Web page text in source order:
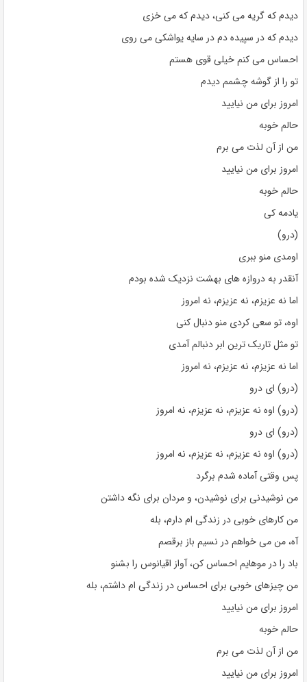
دیدم که گریه می کنی، دیدم که می خزی
دیدم که در سپیده دم در سایه یواشکی می روی
احساس می کنم خیلی قوی هستم
تو را از گوشه چشمم دیدم
امروز برای من نیایید
حالم خوبه
من از آن لذت می برم
امروز برای من نیایید
حالم خوبه
یادمه کی
(درو)
اومدی منو ببری
آنقدر به دروازه های بهشت ​​نزدیک شده بودم
اما نه عزیزم، نه عزیزم، نه امروز
اوه، تو سعی کردی منو دنبال کنی
تو مثل تاریک ترین ابر دنبالم آمدی
اما نه عزیزم، نه عزیزم، نه امروز
(درو) ای درو
(درو) اوه نه عزیزم، نه عزیزم، نه امروز
(درو) ای درو
(درو) اوه نه عزیزم، نه عزیزم، نه امروز
پس وقتی آماده شدم برگرد
من نوشیدنی برای نوشیدن، و مردان برای نگه داشتن
من کارهای خوبی در زندگی ام دارم، بله
آه، من می خواهم در نسیم باز برقصم
باد را در موهایم احساس کن، آواز اقیانوس را بشنو
من چیزهای خوبی برای احساس در زندگی ام داشتم، بله
امروز برای من نیایید
حالم خوبه
من از آن لذت می برم
امروز برای من نیایید